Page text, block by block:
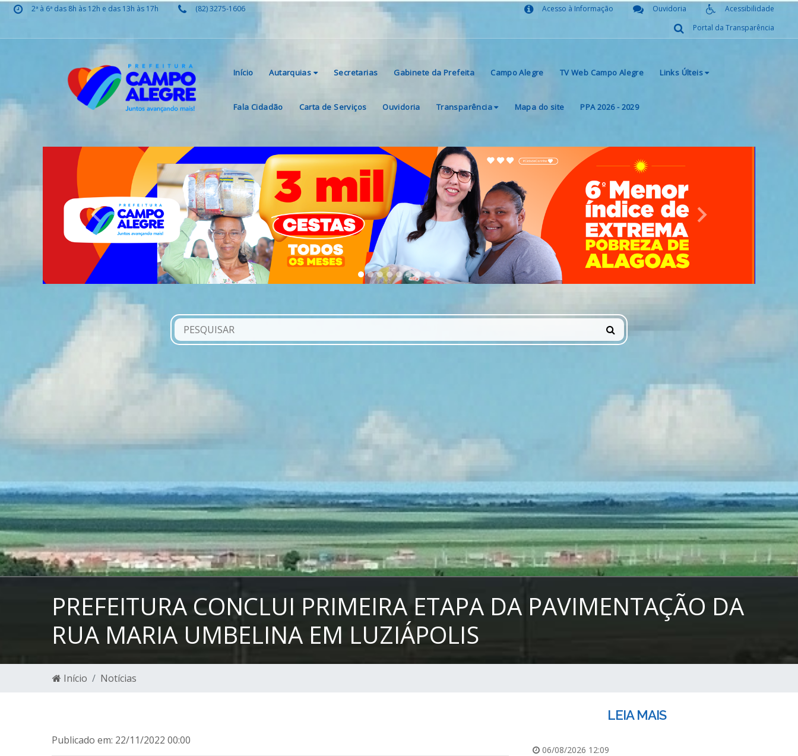
2ª à 6ª das 8h às 12h e das 13h às 17h (82) 3275-1606 Acessibilidade
Ouvidoria
Acesso à Informação
Portal da Transparência
Início Autarquias Secretarias Gabinete da Prefeita Campo Alegre TV Web Campo Alegre Links Últeis
Fala Cidadão Carta de Serviços Ouvidoria Transparência Mapa do site PPA 2026 - 2029
Previous Next
PREFEITURA CONCLUI PRIMEIRA ETAPA DA PAVIMENTAÇÃO DA
RUA MARIA UMBELINA EM LUZIÁPOLIS
Início Notícias
Publicado em: 22/11/2022 00:00
LEIA MAIS
06/08/2026 12:09